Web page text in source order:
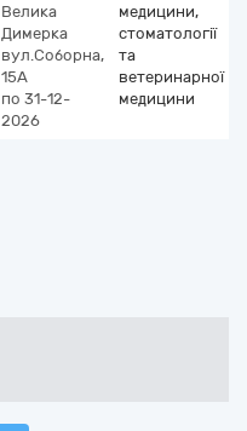
Велика
Димерка
вул.Соборна,
15А
по 31-12-
2026
медицини,
стоматології
та
ветеринарної
медицини